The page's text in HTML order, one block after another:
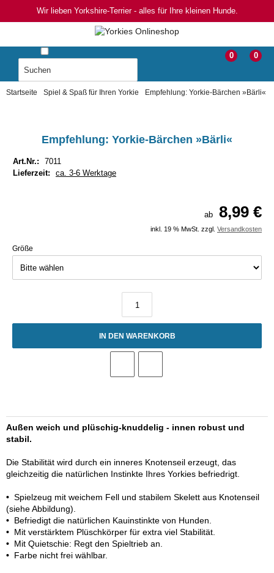
Wir lieben Yorkshire-Terrier - alles für Ihre kleinen Hunde.
0
0
Startseite Spiel & Spaß für Ihren Yorkie Empfehlung: Yorkie-Bärchen »Bärli«
Empfehlung: Yorkie-Bärchen »Bärli«
Art.Nr.:
7011
Lieferzeit:
ca. 3-6 Werktage
ab 8,99 €
inkl. 19 % MwSt. zzgl. Versandkosten
Größe
IN DEN WARENKORB
Außen weich und plüschig-knuddelig - innen robust und
stabil.
Die Stabilität wird durch ein inneres Knotenseil erzeugt, das
gleichzeitig die natürlichen Instinkte Ihres Yorkies befriedrigt.
• Spielzeug mit weichem Fell und stabilem Skelett aus Knotenseil
(siehe Abbildung).
• Befriedigt die natürlichen Kauinstinkte von Hunden.
• Mit verstärktem Plüschkörper für extra viel Stabilität.
• Mit Quietschie: Regt den Spieltrieb an.
• Farbe nicht frei wählbar.